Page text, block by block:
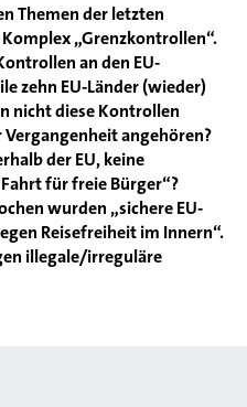
Themen der letzten
„Grenzkontrollen“.
an den EU-
zehn EU-Länder (wieder)
nicht diese Kontrollen
angehören?
der EU, keine
für freie Bürger“?
wurden „sichere EU-
Reisefreiheit im Innern“.
illegale/irreguläre